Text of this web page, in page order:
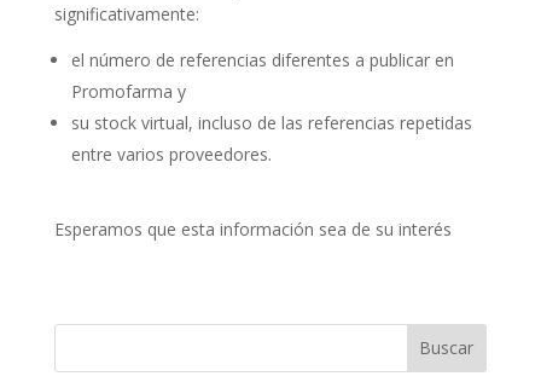
significativamente:
el número de referencias diferentes a publicar en
Promofarma y
su stock virtual, incluso de las referencias repetidas
entre varios proveedores.
Esperamos que esta información sea de su interés